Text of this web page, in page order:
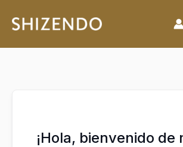
¡Hola, bienvenido de